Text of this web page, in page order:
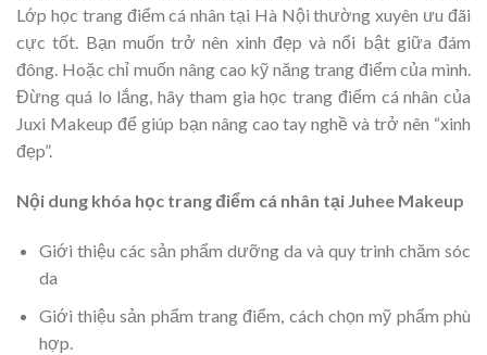
Lớp học trang điểm cá nhân tại Hà Nội thường xuyên ưu đãi
cực tốt. Bạn muốn trở nên xinh đẹp và nổi bật giữa đám
đông. Hoặc chỉ muốn nâng cao kỹ năng trang điểm của mình.
Đừng quá lo lắng, hãy tham gia học trang điểm cá nhân của
Juxi Makeup để giúp bạn nâng cao tay nghề và trở nên “xinh
đẹp”.
Nội dung khóa học trang điểm cá nhân tại Juhee Makeup
Giới thiệu các sản phẩm dưỡng da và quy trinh chăm sóc
da
Giới thiệu sản phẩm trang điểm, cách chọn mỹ phẩm phù
hợp.